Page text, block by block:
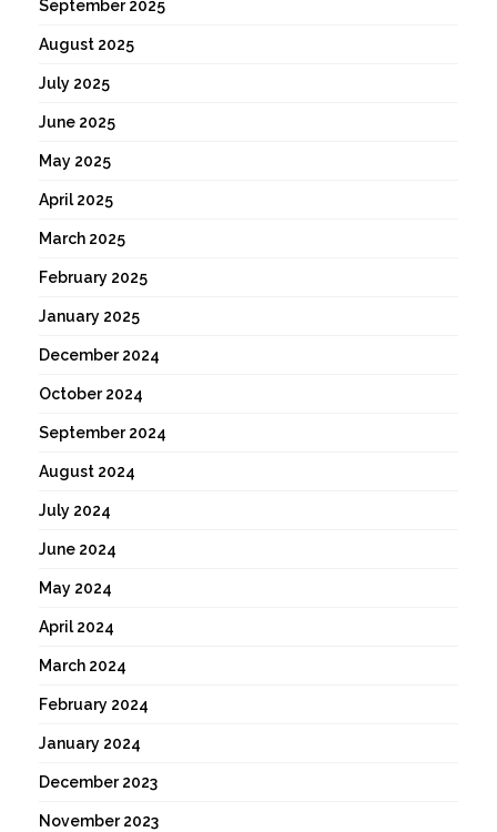
September 2025
August 2025
July 2025
June 2025
May 2025
April 2025
March 2025
February 2025
January 2025
December 2024
October 2024
September 2024
August 2024
July 2024
June 2024
May 2024
April 2024
March 2024
February 2024
January 2024
December 2023
November 2023